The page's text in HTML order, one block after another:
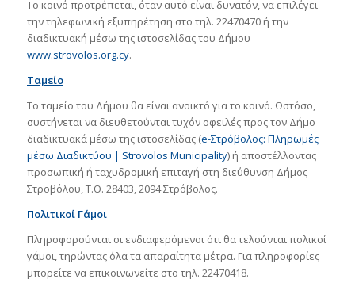
Το κοινό προτρέπεται, όταν αυτό είναι δυνατόν, να επιλέγει
την τηλεφωνική εξυπηρέτηση στο τηλ. 22470470 ή την
διαδικτυακή μέσω της ιστοσελίδας του Δήμου
www.strovolos.org.cy.
Ταμείο
Το ταμείο του Δήμου θα είναι ανοικτό για το κοινό. Ωστόσο,
συστήνεται να διευθετούνται τυχόν οφειλές προς τον Δήμο
διαδικτυακά μέσω της ιστοσελίδας (e-Στρόβολος: Πληρωμές
μέσω Διαδικτύου | Strovolos Municipality) ή αποστέλλοντας
προσωπική ή ταχυδρομική επιταγή στη διεύθυνση Δήμος
Στροβόλου, Τ.Θ. 28403, 2094 Στρόβολος.
Πολιτικοί Γάμοι
Πληροφορούνται οι ενδιαφερόμενοι ότι θα τελούνται πολικοί
γάμοι, τηρώντας όλα τα απαραίτητα μέτρα. Για πληροφορίες
μπορείτε να επικοινωνείτε στο τηλ. 22470418.